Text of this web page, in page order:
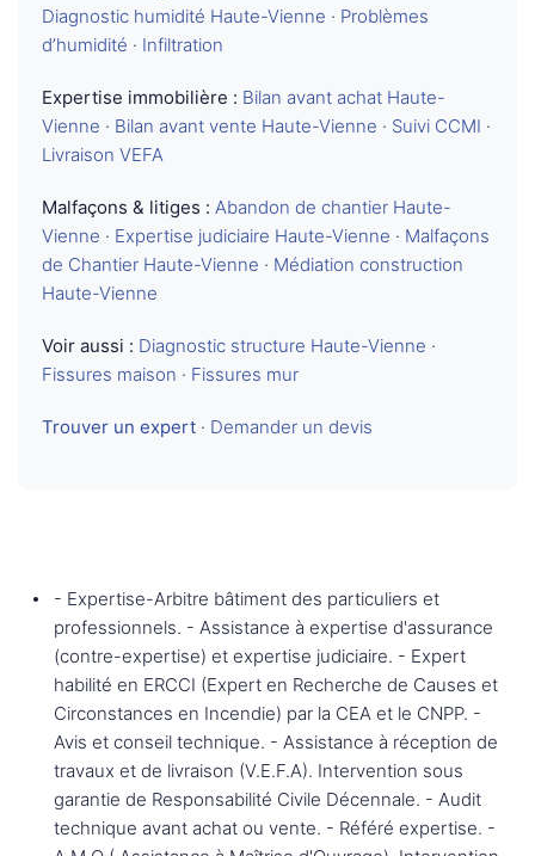
Diagnostic humidité Haute-Vienne · Problèmes
d’humidité · Infiltration
Expertise immobilière : Bilan avant achat Haute-
Vienne · Bilan avant vente Haute-Vienne · Suivi CCMI ·
Livraison VEFA
Malfaçons & litiges : Abandon de chantier Haute-
Vienne · Expertise judiciaire Haute-Vienne · Malfaçons
de Chantier Haute-Vienne · Médiation construction
Haute-Vienne
Voir aussi : Diagnostic structure Haute-Vienne ·
Fissures maison · Fissures mur
Trouver un expert · Demander un devis
- Expertise-Arbitre bâtiment des particuliers et
professionnels. - Assistance à expertise d'assurance
(contre-expertise) et expertise judiciaire. - Expert
habilité en ERCCI (Expert en Recherche de Causes et
Circonstances en Incendie) par la CEA et le CNPP. -
Avis et conseil technique. - Assistance à réception de
travaux et de livraison (V.E.F.A). Intervention sous
garantie de Responsabilité Civile Décennale. - Audit
technique avant achat ou vente. - Référé expertise. -